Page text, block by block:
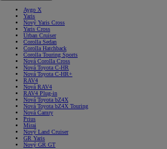
Aygo X
Yaris
Nový Yaris Cross
Yaris Cross
Urban Cruiser
Corolla Sedan
Corolla Hatchback
Corolla Touring Sports
Nová Corolla Cross
Nová Toyota C-HR
Nová Toyota C-HR+
RAV4
Nová RAV4
RAV4 Plug-in
Nová Toyota bZ4X
Nová Toyota bZ4X Touring
Nová Camry
Prius
Mirai
Nový Land Cruiser
GR Yaris
Nový GR GT